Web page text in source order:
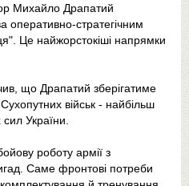
Михайло Драпатий
оперативно-стратегічним
Це найжорстокіші напрямки
що Драпатий зберігатиме
військ - найбільш
України.
роботу армії з
Саме фронтові потреби